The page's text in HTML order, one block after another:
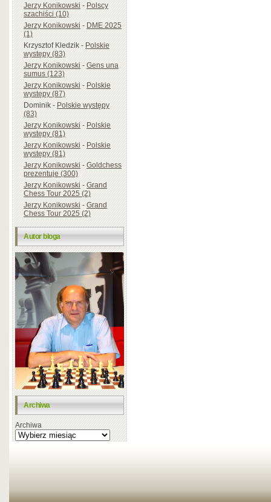
Jerzy Konikowski-Polscy
szachiści (10)
Jerzy Konikowski-DME 2025
(1)
Krzysztof Kledzik-Polskie
występy (83)
Jerzy Konikowski-Gens una
sumus (123)
Jerzy Konikowski-Polskie
występy (87)
Dominik-Polskie występy
(83)
Jerzy Konikowski-Polskie
występy (81)
Jerzy Konikowski-Polskie
występy (81)
Jerzy Konikowski-Goldchess
prezentuje (300)
Jerzy Konikowski-Grand
Chess Tour 2025 (2)
Jerzy Konikowski-Grand
Chess Tour 2025 (2)
Autor bloga
Archiwa
Archiwa